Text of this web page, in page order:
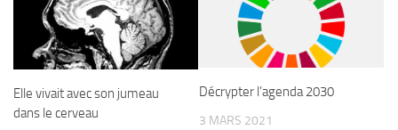
Elle vivait avec son jumeau
dans le cerveau
Décrypter l’agenda 2030
3 MARS 2021